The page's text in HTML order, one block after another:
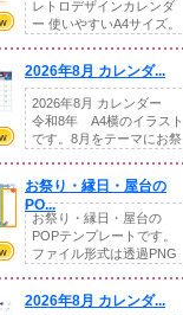
レトロデザインカレンダ
ー 使いやすいA4サイズ。
2026年8月 カレンダ...
2026年8月 カレンダー
令和8年 A4横のイラスト
です。8月をテーマにお祭
お祭り・縁日・屋台の
PO...
お祭り・縁日・屋台の
POPテンプレートです。
ファイル形式は透過PNG
2026年8月 カレンダ...